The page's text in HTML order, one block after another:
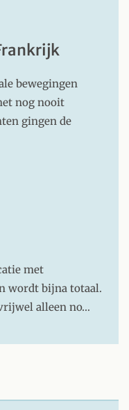
bewegingen
nog nooit
gingen de
met
wordt bijna totaal.
alleen no…